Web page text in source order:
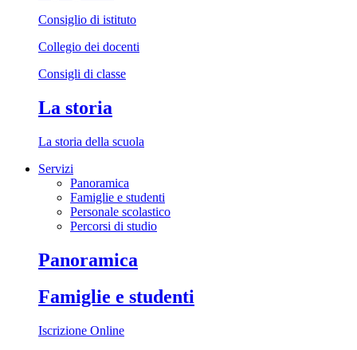
Consiglio di istituto
Collegio dei docenti
Consigli di classe
La storia
La storia della scuola
Servizi
Panoramica
Famiglie e studenti
Personale scolastico
Percorsi di studio
Panoramica
Famiglie e studenti
Iscrizione Online